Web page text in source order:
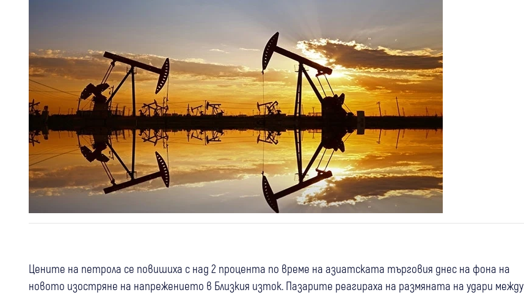
Цените на петрола се повишиха с над 2 процента по време на азиатската търговия днес на фона на
новото изостряне на напрежението в Близкия изток. Пазарите реагираха на размяната на удари между